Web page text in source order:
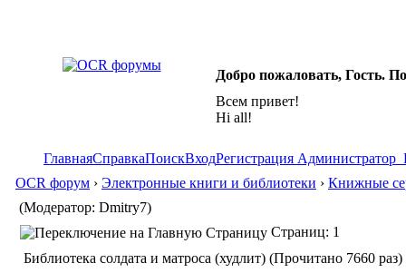
Добро пожаловать, Гость.
Всем привет!
Hi all!
ГлавнаяСправкаПоискВходРегистрация Администратор
OCR форум › Электронные книги и библиотеки › Книжные
(Модератор: Dmitry7)
Страниц: 1
Библиотека солдата и матроса (худлит) (Прочитано 7660 раз)